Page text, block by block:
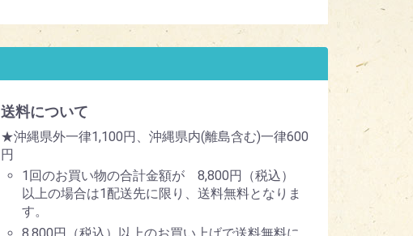
送料について
★沖縄県外一律1,100円、沖縄県内(離島含む)一律600
円
1回のお買い物の合計金額が 8,800円（税込）
以上の場合は1配送先に限り、送料無料となりま
す。